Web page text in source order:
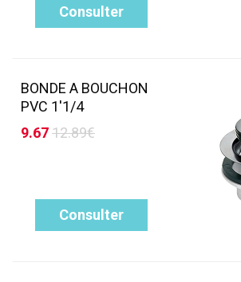
Consulter
BONDE A BOUCHON
PVC 1'1/4
9.6712.89€
Consulter